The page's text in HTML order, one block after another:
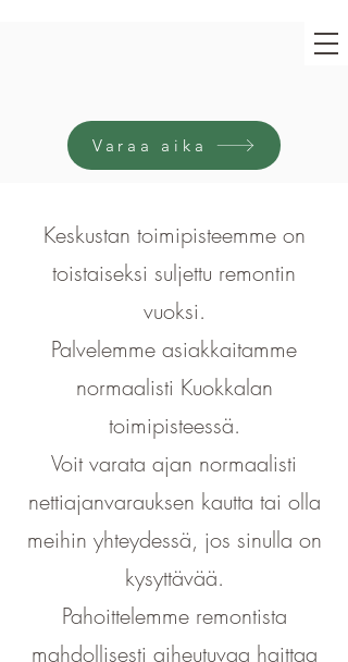
Varaa aika
Keskustan toimipisteemme on
toistaiseksi suljettu remontin
vuoksi.
Palvelemme asiakkaitamme
normaalisti Kuokkalan
toimipisteessä.
Voit varata ajan normaalisti
nettiajanvarauksen kautta tai olla
meihin yhteydessä, jos sinulla on
kysyttävää.
Pahoittelemme remontista
mahdollisesti aiheutuvaa haittaa